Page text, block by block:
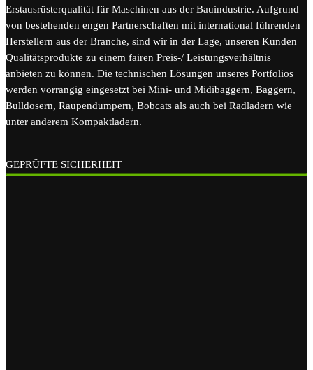
Erstausrüsterqualität für Maschinen aus der Bauindustrie. Aufgrund
von bestehenden engen Partnerschaften mit international führenden
Herstellern aus der Branche, sind wir in der Lage, unseren Kunden
Qualitätsprodukte zu einem fairen Preis-/ Leistungsverhältnis
anbieten zu können. Die technischen Lösungen unseres Portfolios
werden vorrangig eingesetzt bei Mini- und Midibaggern, Baggern,
Bulldosern, Raupendumpern, Bobcats als auch bei Radladern wie
unter anderem Kompaktladern.
GEPRÜFTE SICHERHEIT